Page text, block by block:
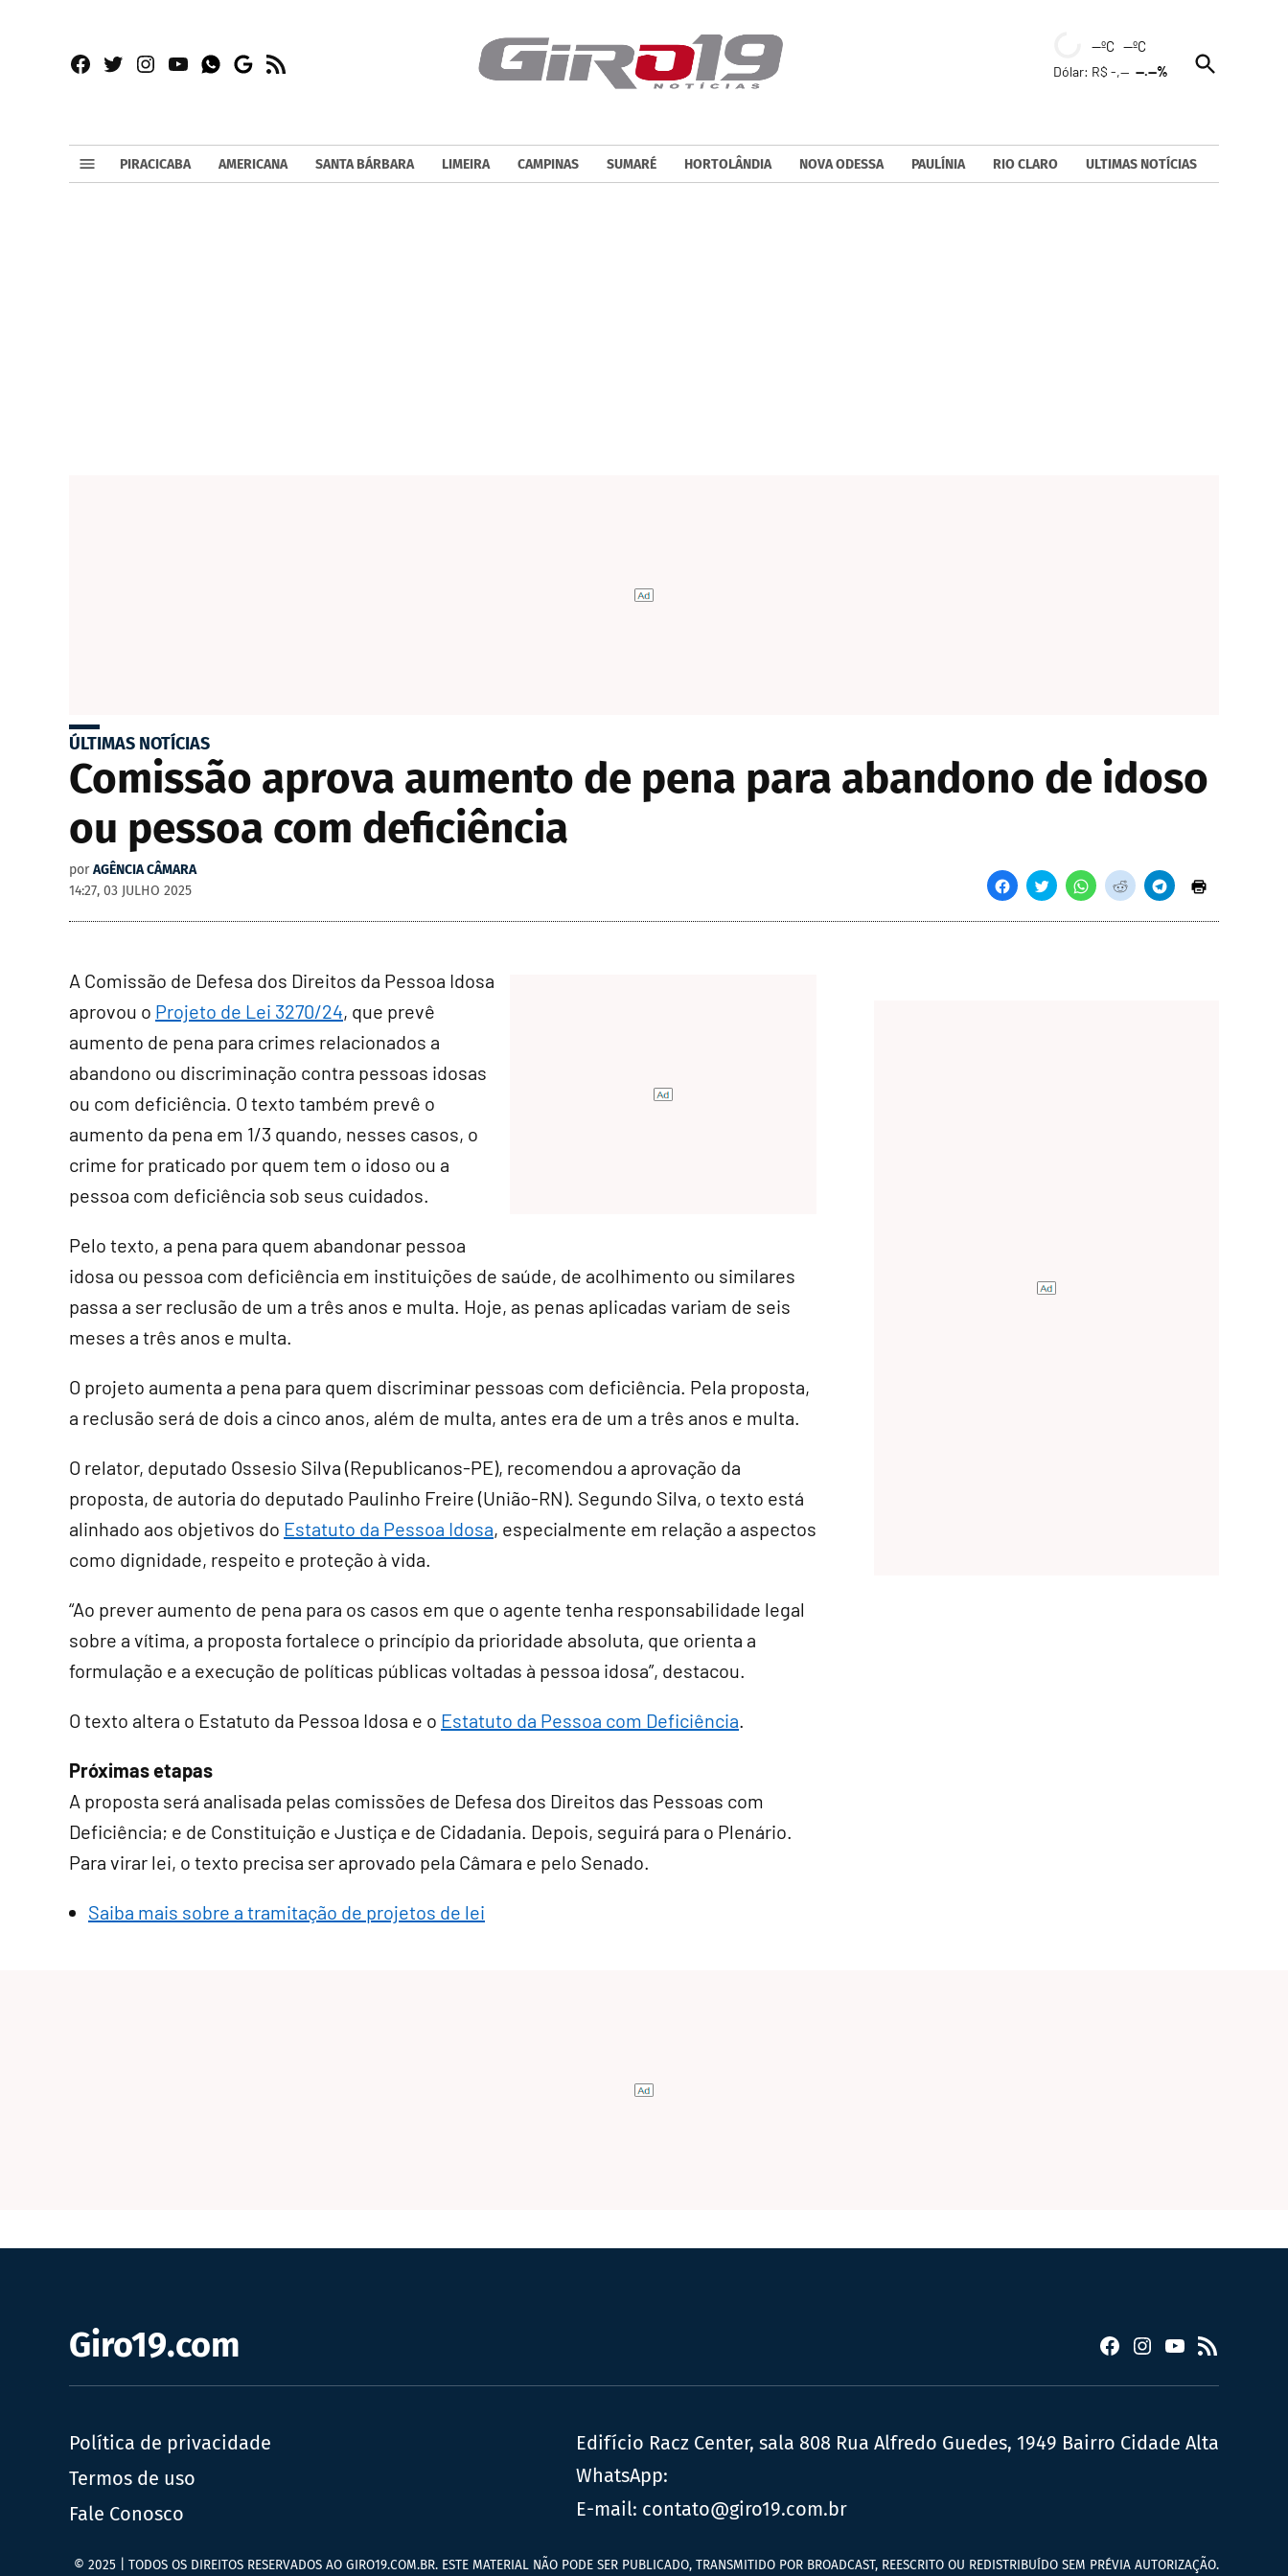
Facebook
TwitterInstagram
YouTubeWhatsapp
Google
RSS
--ºC --ºC
Dólar: R$ -,----.--%
Open
Search
PIRACICABA AMERICANA SANTA BÁRBARA LIMEIRA CAMPINAS SUMARÉ HORTOLÂNDIA NOVA ODESSA PAULÍNIA RIO CLARO ULTIMAS NOTÍCIAS
ÚLTIMAS NOTÍCIAS
Comissão aprova aumento de pena para abandono de idoso
ou pessoa com deficiência
por AGÊNCIA CÂMARA
14:27, 03 JULHO 2025
A Comissão de Defesa dos Direitos da Pessoa Idosa
aprovou o Projeto de Lei 3270/24, que prevê
aumento de pena para crimes relacionados a
abandono ou discriminação contra pessoas idosas
ou com deficiência. O texto também prevê o
aumento da pena em 1/3 quando, nesses casos, o
crime for praticado por quem tem o idoso ou a
pessoa com deficiência sob seus cuidados.
Pelo texto, a pena para quem abandonar pessoa
idosa ou pessoa com deficiência em instituições de saúde, de acolhimento ou similares
passa a ser reclusão de um a três anos e multa. Hoje, as penas aplicadas variam de seis
meses a três anos e multa.
O projeto aumenta a pena para quem discriminar pessoas com deficiência. Pela proposta,
a reclusão será de dois a cinco anos, além de multa, antes era de um a três anos e multa.
O relator, deputado Ossesio Silva (Republicanos-PE), recomendou a aprovação da
proposta, de autoria do deputado Paulinho Freire (União-RN). Segundo Silva, o texto está
alinhado aos objetivos do Estatuto da Pessoa Idosa, especialmente em relação a aspectos
como dignidade, respeito e proteção à vida.
“Ao prever aumento de pena para os casos em que o agente tenha responsabilidade legal
sobre a vítima, a proposta fortalece o princípio da prioridade absoluta, que orienta a
formulação e a execução de políticas públicas voltadas à pessoa idosa”, destacou.
O texto altera o Estatuto da Pessoa Idosa e o Estatuto da Pessoa com Deficiência.
Próximas etapas
A proposta será analisada pelas comissões de Defesa dos Direitos das Pessoas com
Deficiência; e de Constituição e Justiça e de Cidadania. Depois, seguirá para o Plenário.
Para virar lei, o texto precisa ser aprovado pela Câmara e pelo Senado.
Saiba mais sobre a tramitação de projetos de lei
Giro19.com Facebook
Instagram
YouTube
RSS
Política de privacidade
Termos de uso
Fale Conosco
Edifício Racz Center, sala 808 Rua Alfredo Guedes, 1949 Bairro Cidade Alta
WhatsApp:
E-mail: contato@giro19.com.br
© 2025 | TODOS OS DIREITOS RESERVADOS AO GIRO19.COM.BR. ESTE MATERIAL NÃO PODE SER PUBLICADO, TRANSMITIDO POR BROADCAST, REESCRITO OU REDISTRIBUÍDO SEM PRÉVIA AUTORIZAÇÃO.